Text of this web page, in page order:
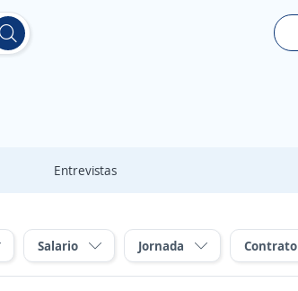
Entrevistas
Salario Jornada Contrato